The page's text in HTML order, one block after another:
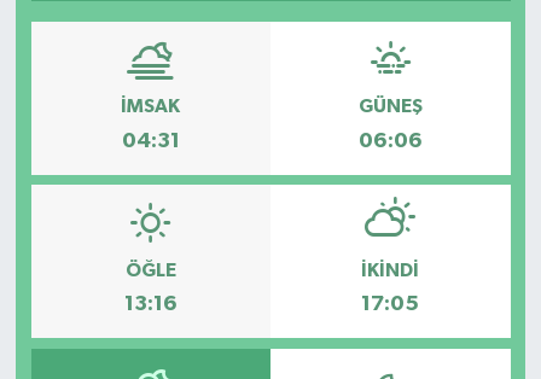
İMSAK
04:31
GÜNEŞ
06:06
ÖĞLE
13:16
İKINDI
17:05